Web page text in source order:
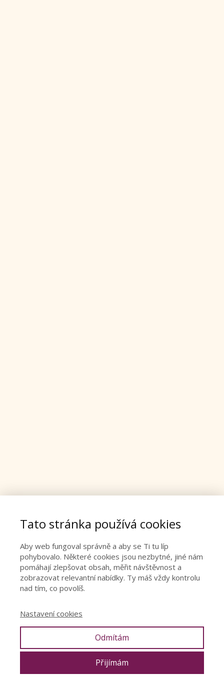
© Denisa Říha Palečková |Ochrana osobních údajů|Obchodní
Tato stránka používá cookies
Aby web fungoval správně a aby se Ti tu líp
pohybovalo. Některé cookies jsou nezbytné, jiné nám
pomáhají zlepšovat obsah, měřit návštěvnost a
zobrazovat relevantní nabídky. Ty máš vždy kontrolu
nad tím, co povolíš.
Nastavení cookies
Odmítám
Přijímám